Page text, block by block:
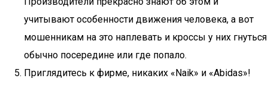
учитывают особенности движения человека, а вот
мошенникам на это наплевать и кроссы у них гнуться
обычно посередине или где попало.
Приглядитесь к фирме, никаких «Naik» и «Abidas»!